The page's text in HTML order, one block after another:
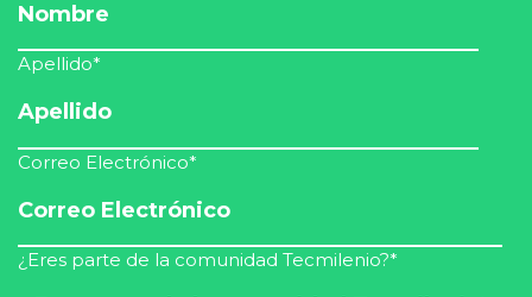
Apellido*
Correo Electrónico*
¿Eres parte de la comunidad Tecmilenio?*